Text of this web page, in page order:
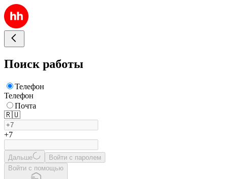
Поиск работы
Телефон
Телефон
Почта
🇷🇺
+7
Дальше
Войти с паролем
Войти с помощью